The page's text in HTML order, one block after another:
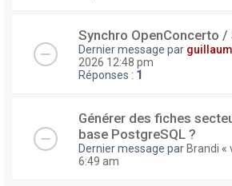
Synchro OpenConcerto /
Dernier message par
2026 12:48 pm
Réponses : 1
Générer des fiches
base PostgreSQL ?
Dernier message par Brandi «
6:49 am